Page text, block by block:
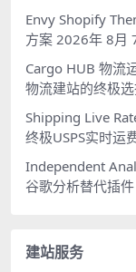
Envy Shopify
方案 2026年 8月
Cargo HUB 物流
物流建站的终极
Shipping Live
终极USPS实时运
Independent
谷歌分析替代插件
建站服务